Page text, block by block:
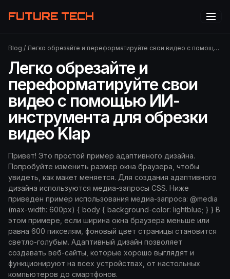
FUTURE TECH
Blog / Легко обрезайте и переформатируйте свои видео с помощью ИИ-инструмента для обрезки видео Klap
Легко обрезайте и
переформатируйте свои
видео с помощью ИИ-
инструмента для обрезки
видео Klap
Привет! Это простой пример адаптивного дизайна.
Попробуйте изменить размер окна браузера, чтобы
увидеть, как макет меняется. Для создания адаптивного
дизайна используются медиа-запросы CSS. Ниже
приведен пример использования медиа-запроса: @media
(max-width: 600px) { body { background-color: lightblue; } } В
этом примере, если ширина окна браузера меньше или
равна 600 пикселям, фоновый цвет страницы становится
светло-голубым. Адаптивный дизайн позволяет
создавать веб-сайты, которые хорошо выглядят и
функционируют на всех устройствах, от настольных
компьютеров до смартфонов.